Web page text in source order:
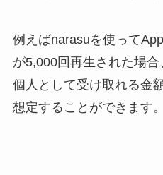
例えばnarasuを使って
が5,000回再生された場合
個人として受け取れる金
想定することができます。